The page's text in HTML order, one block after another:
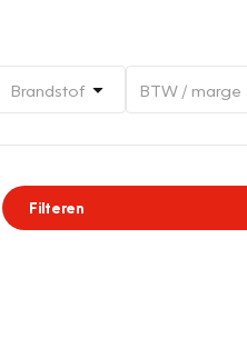
Brandstof BTW / marge
Filteren